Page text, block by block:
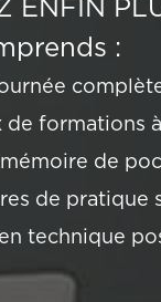
ENFIN
:
de formations
de
de pratique
technique